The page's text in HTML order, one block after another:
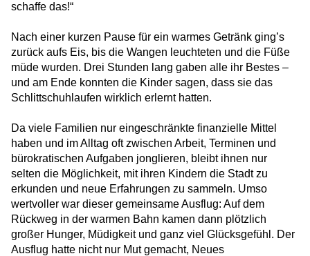
Siebenmal hinfallen, achtmal aufstehen
Von der Unterkunft in die Nachbarschaft
HERO wünscht frohe Festtage!
Weitere Betreuungsleitung in NRW: HERO in
Haltern am See
schaffe das!“
Nach einer kurzen Pause für ein warmes Getränk ging’s
zurück aufs Eis, bis die Wangen leuchteten und die Füße
müde wurden. Drei Stunden lang gaben alle ihr Bestes –
und am Ende konnten die Kinder sagen, dass sie das
Schlittschuhlaufen wirklich erlernt hatten.
Da viele Familien nur eingeschränkte finanzielle Mittel
haben und im Alltag oft zwischen Arbeit, Terminen und
bürokratischen Aufgaben jonglieren, bleibt ihnen nur
selten die Möglichkeit, mit ihren Kindern die Stadt zu
erkunden und neue Erfahrungen zu sammeln. Umso
wertvoller war dieser gemeinsame Ausflug: Auf dem
Rückweg in der warmen Bahn kamen dann plötzlich
großer Hunger, Müdigkeit und ganz viel Glücksgefühl. Der
Ausflug hatte nicht nur Mut gemacht, Neues